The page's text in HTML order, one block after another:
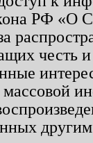
РФ «О
честь
массовой